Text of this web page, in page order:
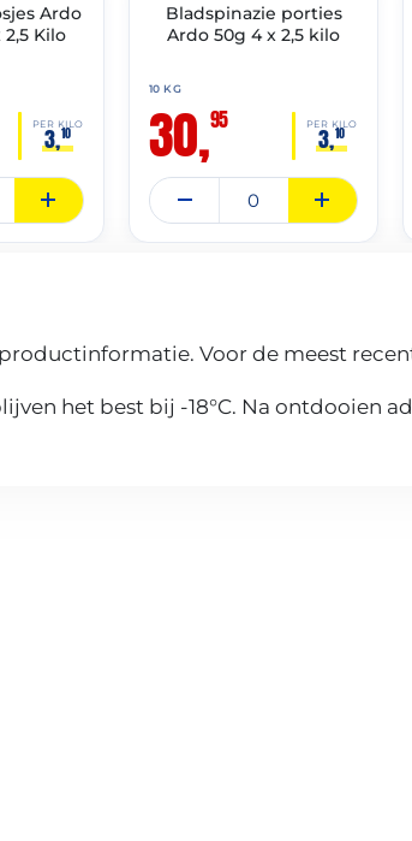
Ardo
Kilo
PER KILO
3,10
✓ VAST ASSORTIMENT
Bladspinazie porties
Ardo 50g 4 x 2,5 kilo
10 KG
30,95 PER KILO
3,10
Voor de meest
het best bij -18°C. Na ontdooien